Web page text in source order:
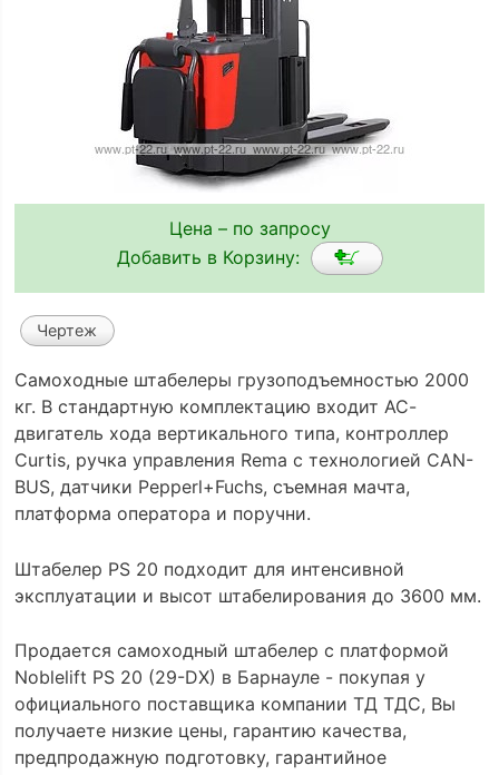
Цена – по запросу
Добавить в Корзину:
Чертеж
Самоходные штабелеры грузоподъемностью 2000
кг. В cтандартную комплектацию входит АС-
двигатель хода вертикального типа, контроллер
Curtis, ручка управления Rema с технологией CAN-
BUS, датчики Pepperl+Fuchs, съемная мачта,
платформа оператора и поручни.
Штабелер PS 20 подходит для интенсивной
эксплуатации и высот штабелирования до 3600 мм.
Продается самоходный штабелер с платформой
Noblelift PS 20 (29-DX) в Барнауле - покупая у
официального поставщика компании ТД ТДС, Вы
получаете низкие цены, гарантию качества,
предпродажную подготовку, гарантийное